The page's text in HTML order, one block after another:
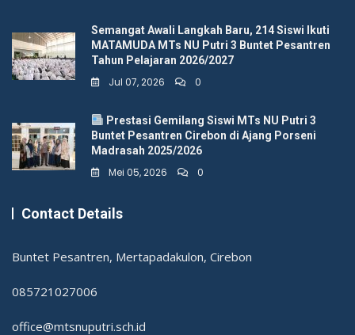
Semangat Awali Langkah Baru, 214 Siswi Ikuti
MATAMUDA MTs NU Putri 3 Buntet Pesantren
Tahun Pelajaran 2026/2027
Jul 07, 2026 0
Prestasi Gemilang Siswi MTs NU Putri 3
Buntet Pesantren Cirebon di Ajang Porseni
Madrasah 2025/2026
Mei 05, 2026 0
Contact Details
Buntet Pesantren, Mertapadakulon, Cirebon
085721027006
office@mtsnuputri.sch.id